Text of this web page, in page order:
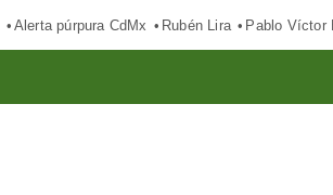
Alerta púrpura CdMx Rubén Lira Pablo Víctor